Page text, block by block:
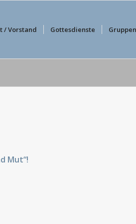
/ Vorstand Gottesdienste
Mut“!